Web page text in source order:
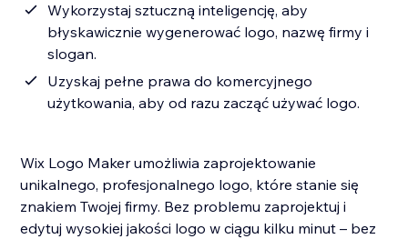
Wykorzystaj sztuczną inteligencję, aby
błyskawicznie wygenerować logo, nazwę firmy i
slogan.
Uzyskaj pełne prawa do komercyjnego
użytkowania, aby od razu zacząć używać logo.
Wix Logo Maker umożliwia zaprojektowanie
unikalnego, profesjonalnego logo, które stanie się
znakiem Twojej firmy. Bez problemu zaprojektuj i
edytuj wysokiej jakości logo w ciągu kilku minut – bez